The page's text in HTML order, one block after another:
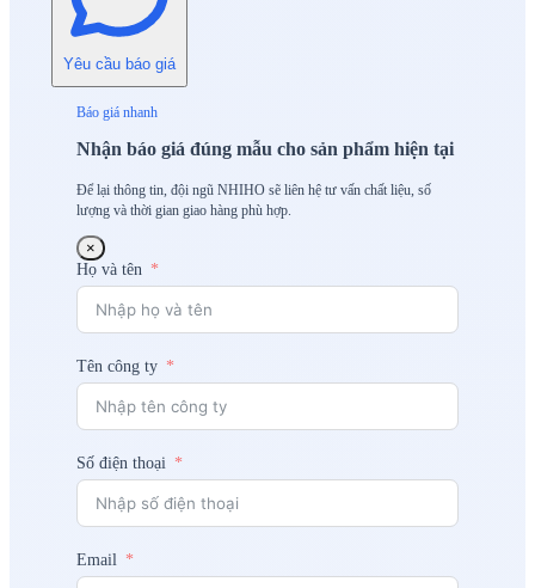
Yêu cầu báo giá
Báo giá nhanh
Nhận báo giá đúng mẫu cho sản phẩm hiện tại
Để lại thông tin, đội ngũ NHIHO sẽ liên hệ tư vấn chất liệu, số
lượng và thời gian giao hàng phù hợp.
×
Họ và tên
Tên công ty
Số điện thoại
Email